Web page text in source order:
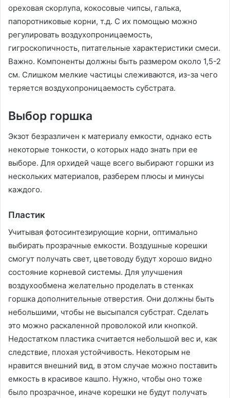
ореховая скорлупа, кокосовые чипсы, галька,
папоротниковые корни, т.д. С их помощью можно
регулировать воздухопроницаемость,
гигроскопичность, питательные характеристики смеси.
Важно. Компоненты должны быть размером около 1,5-2
см. Слишком мелкие частицы слеживаются, из-за чего
теряется воздухопроницаемость субстрата.
Выбор горшка
Экзот безразличен к материалу емкости, однако есть
некоторые тонкости, о которых надо знать при ее
выборе. Для орхидей чаще всего выбирают горшки из
нескольких материалов, разберем плюсы и минусы
каждого.
Пластик
Учитывая фотосинтезирующие корни, оптимально
выбирать прозрачные емкости. Воздушные корешки
смогут получать свет, цветоводу будут хорошо видно
состояние корневой системы. Для улучшения
воздухообмена желательно проделать в стенках
горшка дополнительные отверстия. Они должны быть
небольшими, чтобы не высыпался субстрат. Сделать
это можно раскаленной проволокой или кнопкой.
Недостатком пластика считается небольшой вес и, как
следствие, плохая устойчивость. Некоторым не
нравится внешний вид, в этом случае можно поставить
емкость в красивое кашпо. Нужно, чтобы оно тоже
было прозрачное, иначе корешки не будут получать